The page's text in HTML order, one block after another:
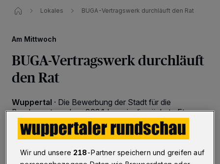
Lokales BUGA-Vertragswerk durchläuft den Rat
Am Mittwoch
BUGA-Vertragswerk durchläuft
den Rat
Wuppertal · Die Bewerbung der Stadt für die
Bundesgartenschau 2031 kann in die nächste Etappe
gehen. Die beginnt am 21. September, wenn der Rat
einen Durchführungs- und einen Gesellschaftsvertrag
absegnen soll.
Wir und unsere 218-Partner speichern und greifen auf